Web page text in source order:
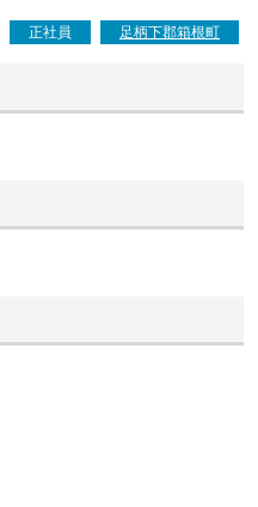
正社員 足柄下郡箱根町